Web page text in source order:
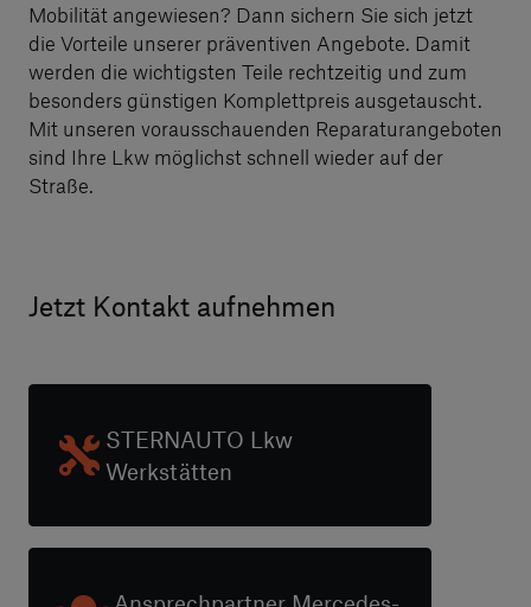
Mobilität angewiesen? Dann sichern Sie sich jetzt
die Vorteile unserer präventiven Angebote. Damit
werden die wichtigsten Teile rechtzeitig und zum
besonders günstigen Komplettpreis ausgetauscht.
Mit unseren vorausschauenden Reparaturangeboten
sind Ihre Lkw möglichst schnell wieder auf der
Straße.
Jetzt Kontakt aufnehmen
STERNAUTO Lkw
Werkstätten